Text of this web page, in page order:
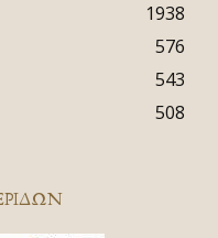
1938
576
543
508